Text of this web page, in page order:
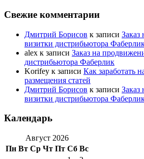
Свежие комментарии
Дмитрий Борисов к записи Заказ
визитки дистрибьютора
alex к записи Заказ на
дистрибьютора Фаберлик
Korifey к записи Как заработать
размещения статей
Дмитрий Борисов к записи Заказ
визитки дистрибьютора
Календарь
Август 2026
Пн Вт Ср Чт Пт Сб Вс